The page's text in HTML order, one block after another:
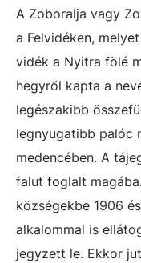
A Zoboralja vagy
a Felvidéken,
vidék a Nyitra fölé
hegyről kapta a
legészakibb
legnyugatibb palóc
medencében. A
falut foglalt
községekbe 1906
alkalommal is
jegyzett le. Ekkor